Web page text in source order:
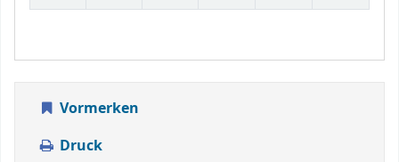
Vormerken
Druck